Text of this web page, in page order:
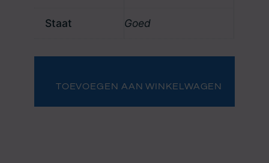
Staat Goed
van
aantal
TOEVOEGEN AAN WINKELWAGEN